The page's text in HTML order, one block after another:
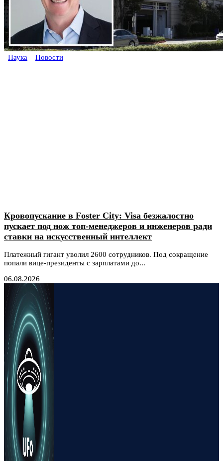
Наука Новости
Кровопускание в Foster City: Visa безжалостно
пускает под нож топ-менеджеров и инженеров ради
ставки на искусственный интеллект
Платежный гигант уволил 2600 сотрудников. Под сокращение
попали вице-президенты с зарплатами до...
06.08.2026